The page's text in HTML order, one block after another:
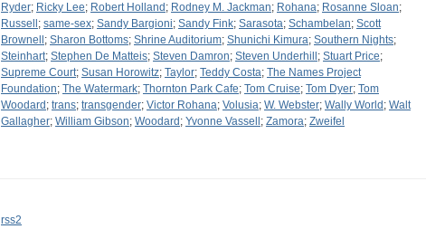
Ryder; Ricky Lee; Robert Holland ; Rodney M. Jackman; Rohana; Rosanne Sloan;
Russell ; same-sex; Sandy Bargioni; Sandy Fink; Sarasota; Schambelan; Scott
Brownell ; Sharon Bottoms; Shrine Auditorium; Shunichi Kimura; Southern Nights;
Steinhart; Stephen De Matteis; Steven Damron; Steven Underhill ; Stuart Price;
Supreme Court; Susan Horowitz; Taylor; Teddy Costa; The Names Project
Foundation; The Watermark; Thornton Park Cafe; Tom Cruise; Tom Dyer; Tom
Woodard ; trans; transgender; Victor Rohana; Volusia; W. Webster; Wally World ; Walt
Gallagher; William Gibson; Woodard ; Yvonne Vassell ; Zamora; Zweifel
rss2